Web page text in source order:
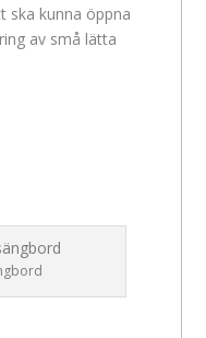
ska kunna öppna
av små lätta